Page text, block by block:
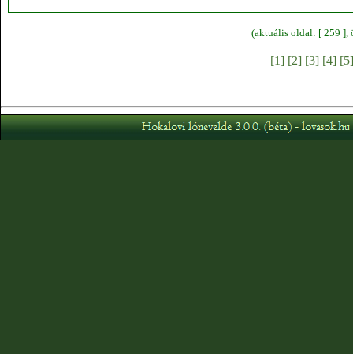
(aktuális oldal: [ 259 ],
[1] [2] [3] [4] [5]